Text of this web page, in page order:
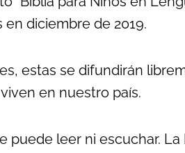
diciembre de 2019.
estas se difundirán
en nuestro país.
puede leer ni escuchar.